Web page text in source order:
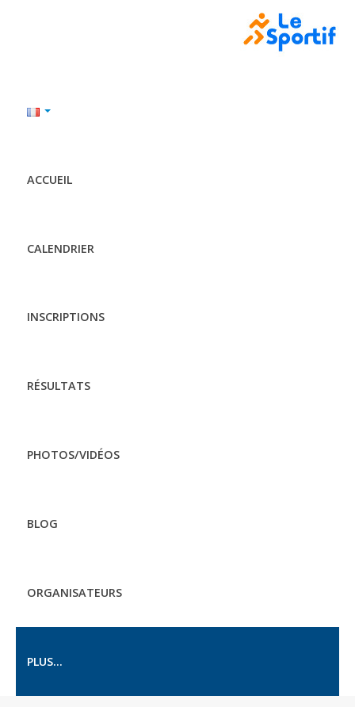
ACCUEIL
CALENDRIER
INSCRIPTIONS
RÉSULTATS
PHOTOS/VIDÉOS
BLOG
ORGANISATEURS
PLUS...